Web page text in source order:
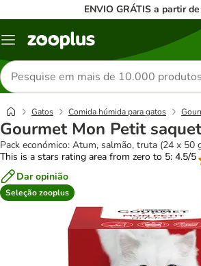
ENVIO GRÁTIS a partir
Menu
Pesquisar
produtos
Gatos Comida húmida para gatos
Gourmet Mon Petit
Pack económico: Atum, salmão, truta (24 x 50
This is a stars rating area from zero to 5: 4.5/5
Dar opinião
Seleção zooplus